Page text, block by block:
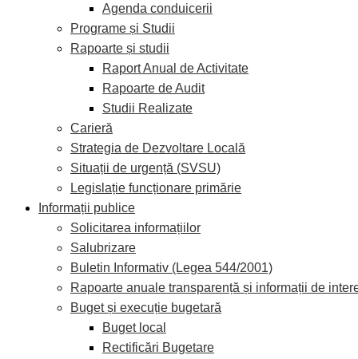
Agenda conduicerii
Programe și Studii
Rapoarte și studii
Raport Anual de Activitate
Rapoarte de Audit
Studii Realizate
Carieră
Strategia de Dezvoltare Locală
Situații de urgență (SVSU)
Legislație funcționare primărie
Informații publice
Solicitarea informațiilor
Salubrizare
Buletin Informativ (Legea 544/2001)
Rapoarte anuale transparență și informații de
Buget și execuție bugetară
Buget local
Rectificări Bugetare